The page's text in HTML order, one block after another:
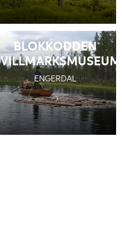
BLOKKODDEN
VILLMARKSMUSEUM
ENGERDAL